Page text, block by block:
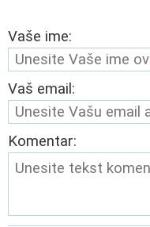
Vaše ime:
Vaš email:
Komentar: